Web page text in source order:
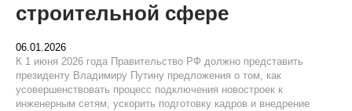
строительной сфере
06.01.2026
К 1 июня 2026 года Правительство РФ должно представить
президенту Владимиру Путину предложения о том, как
усовершенствовать процесс подключения новостроек к
инженерным сетям, ускорить подготовку кадров и внедрение